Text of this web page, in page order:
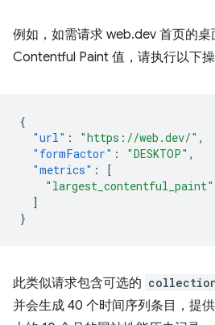
例如，如需请求 web.dev 首页的
Contentful Paint 值，请执行以下操
{
"url" : "https://web.dev/" ,
"formFactor" : "DESKTOP" ,
"metrics" :
[
"largest_contentful_paint"
]
}
此类似请求包含可选的
并会生成 40 个时间序列条目，提